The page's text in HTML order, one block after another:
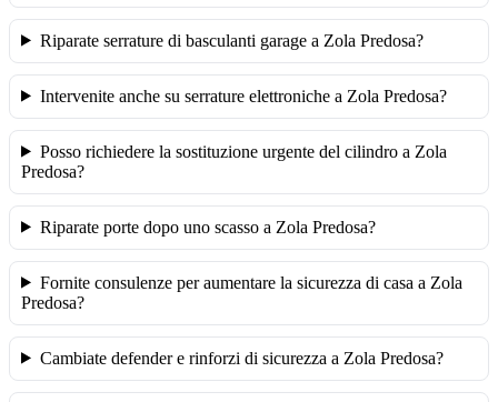
Riparate serrature di basculanti garage a Zola Predosa?
Intervenite anche su serrature elettroniche a Zola Predosa?
Posso richiedere la sostituzione urgente del cilindro a Zola
Predosa?
Riparate porte dopo uno scasso a Zola Predosa?
Fornite consulenze per aumentare la sicurezza di casa a Zola
Predosa?
Cambiate defender e rinforzi di sicurezza a Zola Predosa?